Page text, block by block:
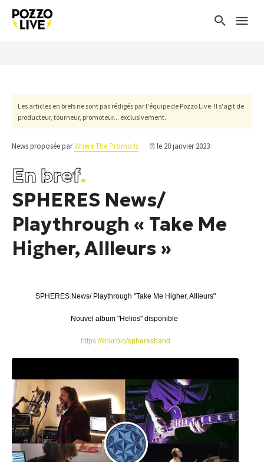
Les articles en brefs ne sont pas rédigés par l'équipe de Pozzo Live. Il s'agit de
producteur, tourneur, promoteur... exclusivement.
News proposée parWhere The Promo Is le 20 janvier 2023
En bref.
SPHERES News/
Playthrough « Take Me
Higher, AIlleurs »
SPHERES News/ Playthrough "Take Me Higher, AIlleurs"
Nouvel album "Helios" disponible
https://linkr.bio/spheresband